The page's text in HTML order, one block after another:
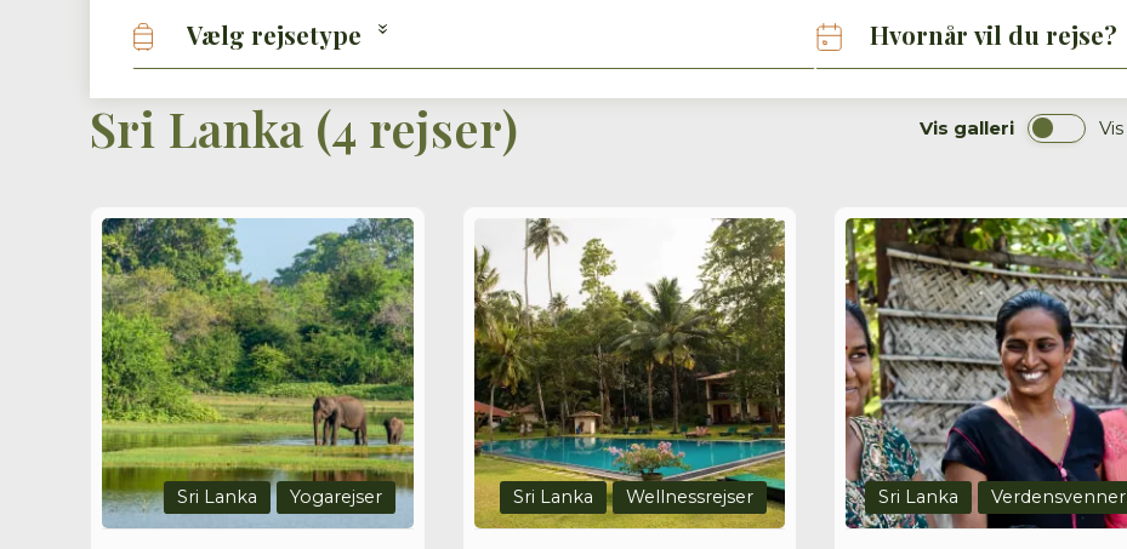
Vælg rejsetype Hvornår vil du rejse?
Vis galleri Vis
Sri Lanka (4 rejser)
Sri Lanka Yogarejser Sri Lanka Wellnessrejser Sri Lanka Verdensvenner